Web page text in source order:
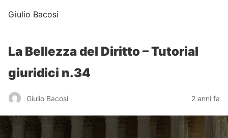
Giulio Bacosi
La Bellezza del Diritto – Tutorial
giuridici n.34
Giulio Bacosi 2 anni fa